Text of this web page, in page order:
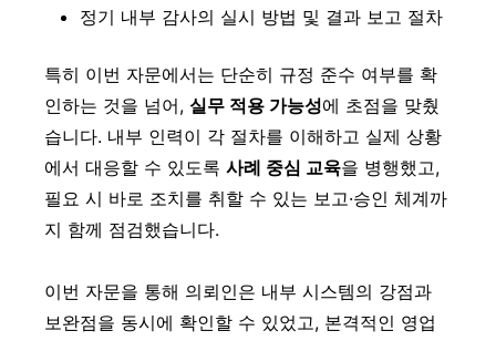
정기 내부 감사의 실시 방법 및 결과 보고 절차
특히 이번 자문에서는 단순히 규정 준수 여부를 확
인하는 것을 넘어, 실무 적용 가능성에 초점을 맞췄
습니다. 내부 인력이 각 절차를 이해하고 실제 상황
에서 대응할 수 있도록 사례 중심 교육을 병행했고,
필요 시 바로 조치를 취할 수 있는 보고·승인 체계까
지 함께 점검했습니다.
이번 자문을 통해 의뢰인은 내부 시스템의 강점과
보완점을 동시에 확인할 수 있었고, 본격적인 영업